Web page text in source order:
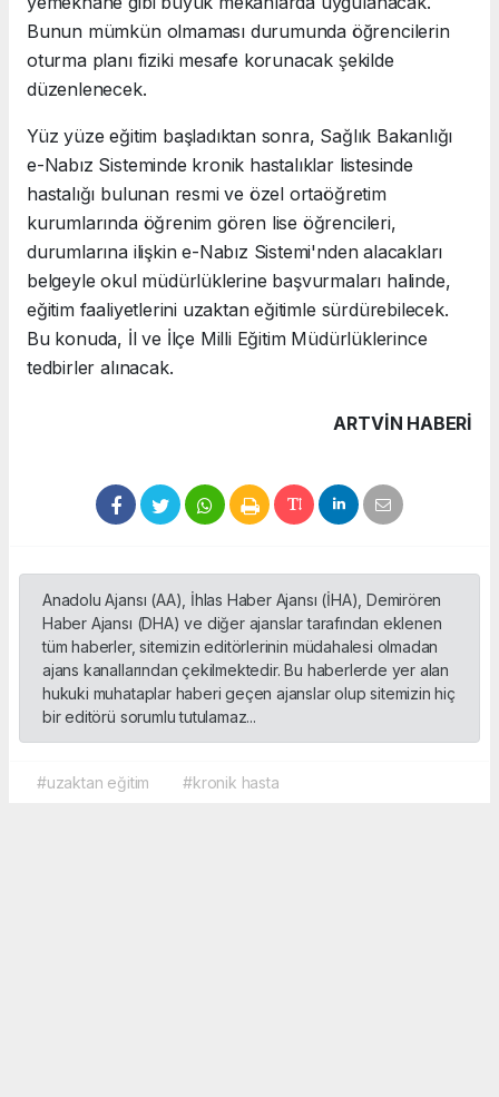
Bunun mümkün olmaması durumunda öğrencilerin
oturma planı fiziki mesafe korunacak şekilde
düzenlenecek.
Yüz yüze eğitim başladıktan sonra, Sağlık Bakanlığı
e-Nabız Sisteminde kronik hastalıklar listesinde
hastalığı bulunan resmi ve özel ortaöğretim
kurumlarında öğrenim gören lise öğrencileri,
durumlarına ilişkin e-Nabız Sistemi'nden alacakları
belgeyle okul müdürlüklerine başvurmaları halinde,
eğitim faaliyetlerini uzaktan eğitimle sürdürebilecek.
Bu konuda, İl ve İlçe Milli Eğitim Müdürlüklerince
tedbirler alınacak.
ARTVIN HABERİ
Anadolu Ajansı (AA), İhlas Haber Ajansı (İHA), Demirören
Haber Ajansı (DHA) ve diğer ajanslar tarafından eklenen
tüm haberler, sitemizin editörlerinin müdahalesi olmadan
ajans kanallarından çekilmektedir. Bu haberlerde yer alan
hukuki muhataplar haberi geçen ajanslar olup sitemizin hiç
bir editörü sorumlu tutulamaz...
#uzaktan eğitim #kronik hasta